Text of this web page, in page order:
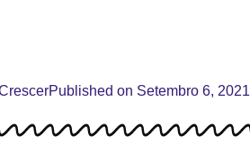
Published on Setembro 6, 2021